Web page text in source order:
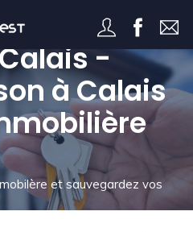
planning -
-
à Calais
et sauvegardez vos